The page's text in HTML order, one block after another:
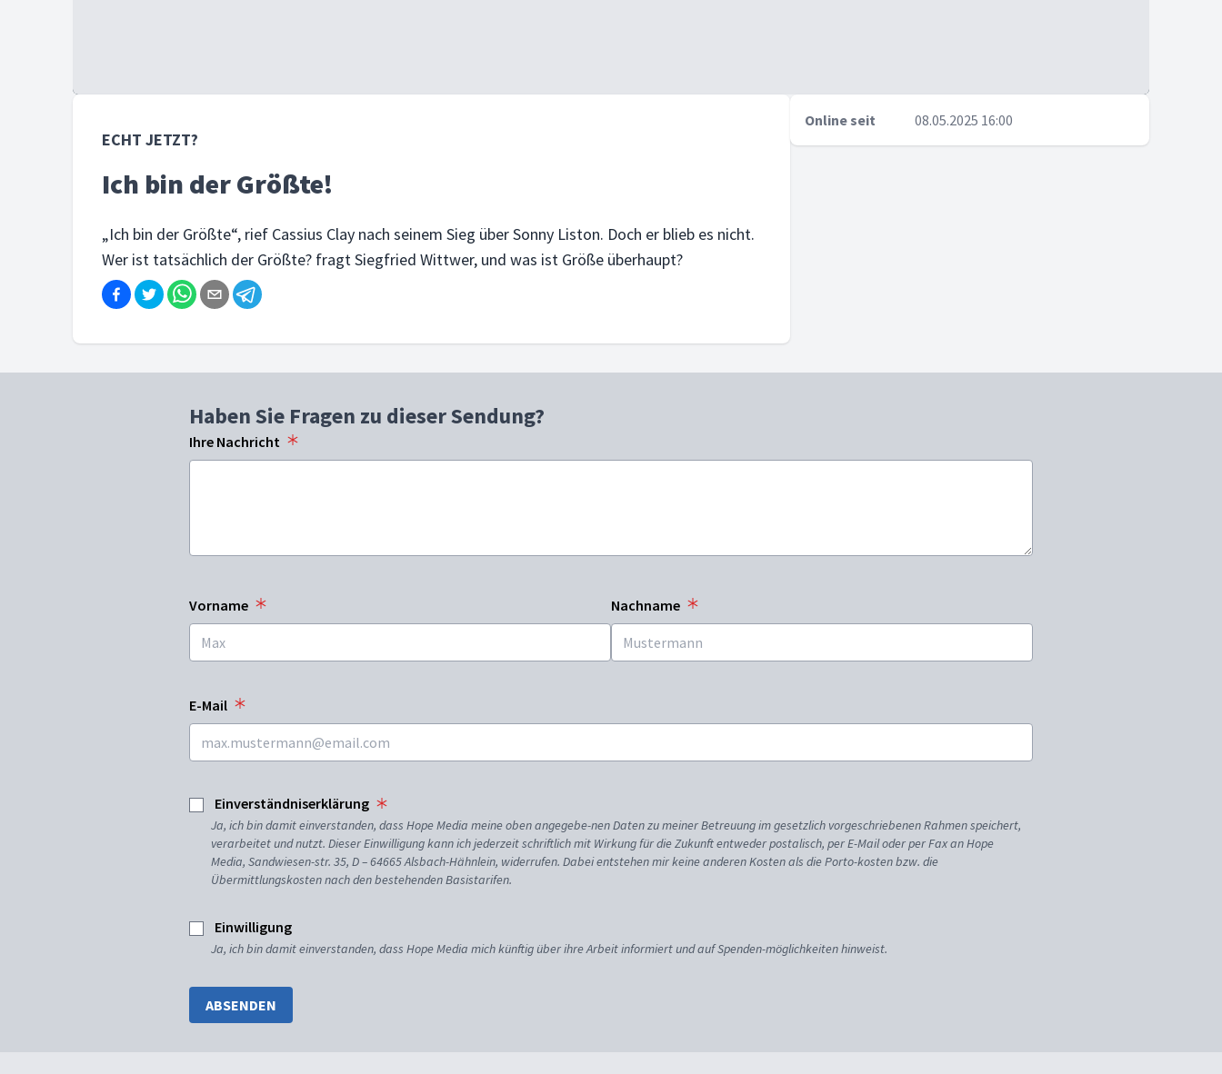
ECHT JETZT?
Ich bin der Größte!
„Ich bin der Größte“, rief Cassius Clay nach seinem Sieg über Sonny Liston. Doch er blieb es nicht.
Wer ist tatsächlich der Größte? fragt Siegfried Wittwer, und was ist Größe überhaupt?
Online seit 08.05.2025 16:00
Haben Sie Fragen zu dieser Sendung?
Ihre Nachricht
Vorname Nachname
E-Mail
Einverständniserklärung
Ja, ich bin damit einverstanden, dass Hope Media meine oben angegebe-nen Daten zu meiner Betreuung im gesetzlich vorgeschriebenen Rahmen speichert,
verarbeitet und nutzt. Dieser Einwilligung kann ich jederzeit schriftlich mit Wirkung für die Zukunft entweder postalisch, per E-Mail oder per Fax an Hope
Media, Sandwiesen-str. 35, D – 64665 Alsbach-Hähnlein, widerrufen. Dabei entstehen mir keine anderen Kosten als die Porto-kosten bzw. die
Übermittlungskosten nach den bestehenden Basistarifen.
Einwilligung
Ja, ich bin damit einverstanden, dass Hope Media mich künftig über ihre Arbeit informiert und auf Spenden-möglichkeiten hinweist.
ABSENDEN